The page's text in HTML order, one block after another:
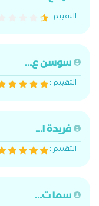
التقييم :
سوسن ع...
التقييم :
فريدة ا...
التقييم :
سما ت...